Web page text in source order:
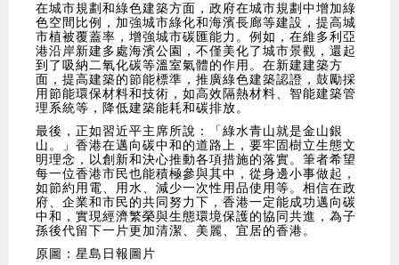
在城市規劃和綠色建築方面，政府在城市規劃中增加綠
色空間比例，加強城市綠化和海濱長廊等建設，提高城
市植被覆蓋率，增強城市碳匯能力。例如，在維多利亞
港沿岸新建多處海濱公園，不僅美化了城市景觀，還起
到了吸納二氧化碳等溫室氣體的作用。在新建建築方
面，提高建築的節能標準，推廣綠色建築認證，鼓勵採
用節能環保材料和技術，如高效隔熱材料、智能建築管
理系統等，降低建築能耗和碳排放。
最後，正如習近平主席所說：「綠水青山就是金山銀
山。」香港在邁向碳中和的道路上，要牢固樹立生態文
明理念，以創新和決心推動各項措施的落實。筆者希望
每一位香港市民也能積極參與其中，從身邊小事做起，
如節約用電、用水、減少一次性用品使用等。相信在政
府、企業和市民的共同努力下，香港一定能成功邁向碳
中和，實現經濟繁榮與生態環境保護的協同共進，為子
孫後代留下一片更加清潔、美麗、宜居的香港。
原圖：星島日報圖片